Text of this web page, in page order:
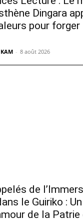
Dingara
pour
- 8 août 2026
de
le Guiriko :
de la